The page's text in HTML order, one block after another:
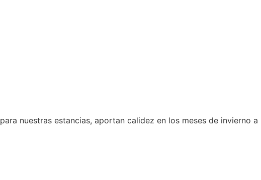
nuestras estancias, aportan calidez en los meses de invierno